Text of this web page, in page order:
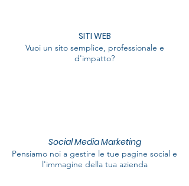
SITI WEB
Vuoi un sito semplice, professionale e
d'impatto?
Social Media Marketing
Pensiamo noi a gestire le tue pagine social e
l'immagine della tua azienda